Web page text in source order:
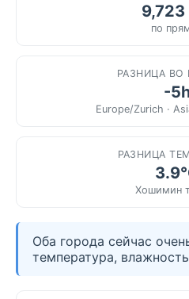
9,723
по
РАЗНИЦА ВО
-
Europe/Zurich ·
РАЗНИЦА
Хошимин
Оба города сейчас
температура,